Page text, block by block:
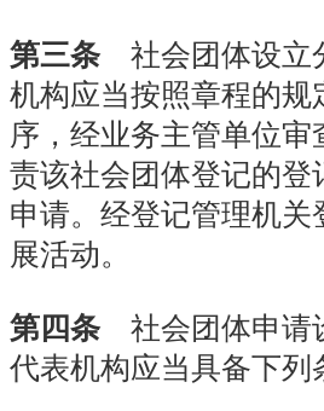
第三条 社会团体设立
机构应当按照章程的规
序，经业务主管单位审
责该社会团体登记的登
申请。经登记管理机关
展活动。
第四条 社会团体申请
代表机构应当具备下列